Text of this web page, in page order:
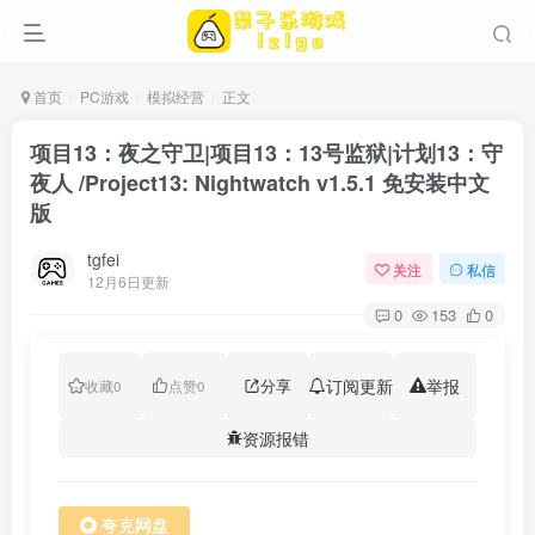
首页 PC游戏 模拟经营 正文
项目13：夜之守卫|项目13：13号监狱|计划13：守
夜人 /Project13: Nightwatch v1.5.1 免安装中文
版
tgfei
12月6日更新
关注 私信
0 153 0
收藏0 点赞0 分享 订阅更新 举报
资源报错
夸克网盘